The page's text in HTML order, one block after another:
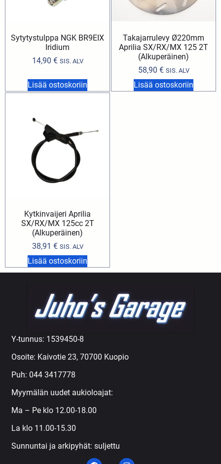
Sytytystulppa NGK BR9EIX
Iridium
14,90 € SIS. ALV
Lisää ostoskoriin
Takajarrulevy Ø220mm
Aprilia SX/RX/MX 125 2T
(Alkuperäinen)
58,90 € SIS. ALV
Lisää ostoskoriin
Kytkinvaijeri Aprilia
SX/RX/MX 125cc 2T
(Alkuperäinen)
38,91 € SIS. ALV
Lisää ostoskoriin
Y-tunnus: 1539450-8
Osoite: Kaivotie 23, 70700 Kuopio
Puh: 044 3417778
Myymälän uudet aukioloajat:
Ma – Pe klo 12.00-18.00
La klo 11.00-15.30
Sunnuntai ja arkipyhät: suljettu